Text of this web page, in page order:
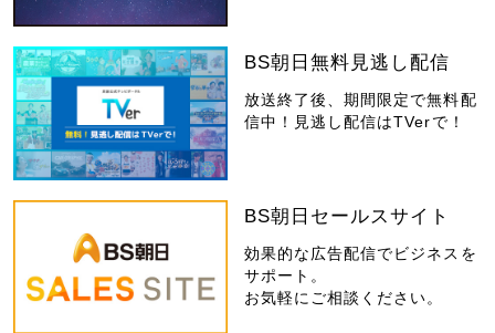
BS朝日無料見逃し配信
放送終了後、期間限定で無料配
信中！見逃し配信はTVerで！
BS朝日セールスサイト
効果的な広告配信でビジネスを
サポート。
お気軽にご相談ください。